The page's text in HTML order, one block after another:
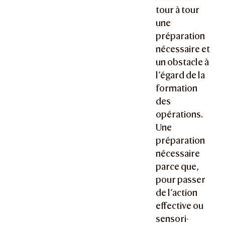
tour à tour
une
préparation
nécessaire et
un obstacle à
l’égard de la
formation
des
opérations.
Une
préparation
nécessaire
parce que,
pour passer
de l’action
effective ou
sensori-